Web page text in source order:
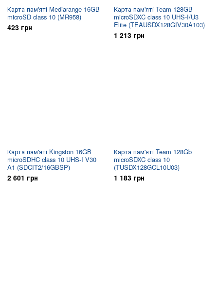
Карта пам'яті Mediarange 16GB
microSD class 10 (MR958)
423 грн
Карта пам'яті Team 128GB
microSDXC class 10 UHS-I/U3
Elite (TEAUSDX128GIV30A103)
1 213 грн
Карта пам'яті Kingston 16GB
microSDHC class 10 UHS-I V30
A1 (SDCIT2/16GBSP)
2 601 грн
Карта пам'яті Team 128Gb
microSDXC class 10
(TUSDX128GCL10U03)
1 183 грн